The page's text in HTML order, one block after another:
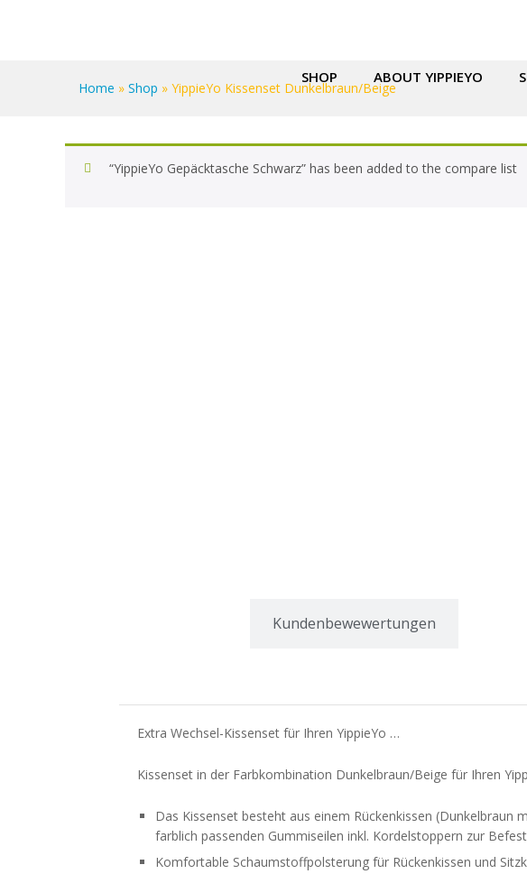
SHOP ABOUT YIPPIEYO
Home » Shop » YippieYo Kissenset Dunkelbraun/Beige
“YippieYo Gepäcktasche Schwarz” has been added to the compare list
Kundenbewewertungen
Extra Wechsel-Kissenset für Ihren YippieYo …
Kissenset in der Farbkombination Dunkelbraun/Beige für Ihren
Das Kissenset besteht aus einem Rückenkissen
farblich passenden Gummiseilen inkl. Kordelstoppern zur
Komfortable Schaumstoffpolsterung für Rückenkissen und